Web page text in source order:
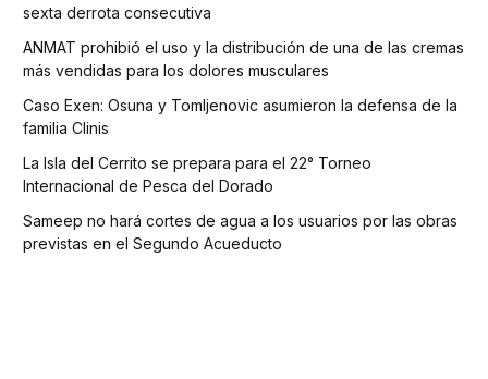
sexta derrota consecutiva
ANMAT prohibió el uso y la distribución de una de las cremas
más vendidas para los dolores musculares
Caso Exen: Osuna y Tomljenovic asumieron la defensa de la
familia Clinis
La Isla del Cerrito se prepara para el 22° Torneo
Internacional de Pesca del Dorado
Sameep no hará cortes de agua a los usuarios por las obras
previstas en el Segundo Acueducto